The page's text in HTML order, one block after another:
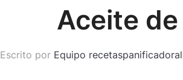
Aceite
Escrito por Equipo